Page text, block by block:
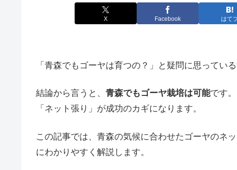
X Facebook はて
「青森でもゴーヤは育つの？」と疑問に思っている
結論から言うと、 青森でもゴーヤ栽培は可能です
「ネット張り」が成功のカギになります。
この記事では、青森の気候に合わせたゴーヤのネ
にわかりやすく解説します。